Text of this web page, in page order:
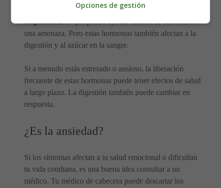
del aumento de los latidos del corazón y la
respiración, lo que puede ayudar cuando te enfrentas a
una amenaza. Pero estas hormonas también afectan a la
digestión y al azúcar en la sangre.
Si a menudo estás estresado o ansioso, la liberación
frecuente de estas hormonas puede tener efectos de salud
a largo plazo. La digestión también puede cambiar en
respuesta.
¿Es la ansiedad?
Si los síntomas afectan a tu salud emocional o dificultan
tu vida cotidiana, es una buena idea consultar a un
médico. Tu médico de cabecera puede descartar los
Opciones de gestión